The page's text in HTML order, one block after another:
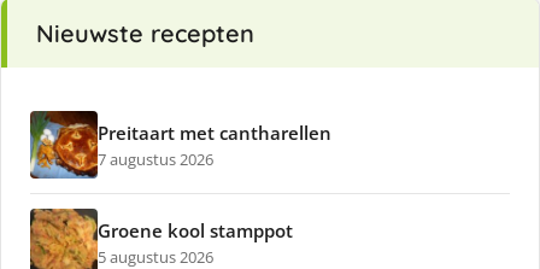
Nieuwste recepten
Preitaart met cantharellen
7 augustus 2026
Groene kool stamppot
5 augustus 2026